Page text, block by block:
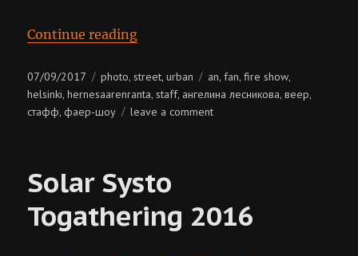
Continue reading“An @ Hernesaarenranta”
Posted
on
07/09/2017 Categories
photo, street,urban Tags
an,fan,fire show,
helsinki,hernesaarenranta, staff, ангелина лесникова,веер,
стафф,фаер-шоу leave a commenton
Solar Systo
Togathering 2016